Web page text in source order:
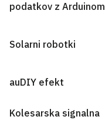
podatkov z Arduinom
Solarni robotki
auDIY efekt
Kolesarska signalna